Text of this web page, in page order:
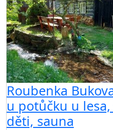
Roubenka
u potůčku u
děti, sauna